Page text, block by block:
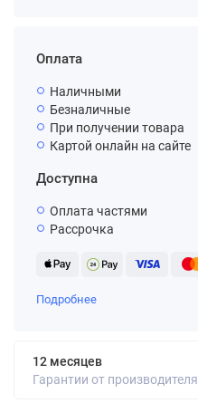
Оплата
Наличными
Безналичные
При получении товара
Картой онлайн на сайте
Доступна
Оплата частями
Рассрочка
Подробнее
12 месяцев
Гарантии от производителя